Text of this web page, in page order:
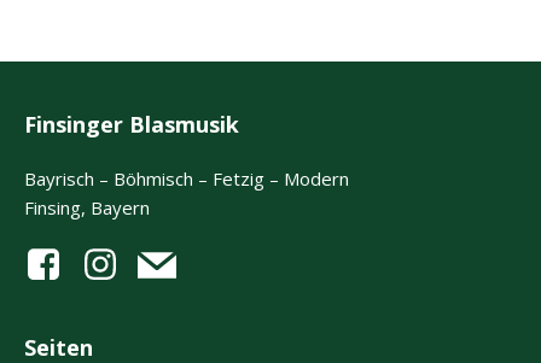
Finsinger Blasmusik
Bayrisch – Böhmisch – Fetzig – Modern
Finsing, Bayern
Seiten